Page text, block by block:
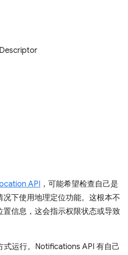
API ，可能希望检查自己是
下使用地理定位功能。这根本不
信息，这会指示权限状态或导致
式运行。Notifications API 有自己